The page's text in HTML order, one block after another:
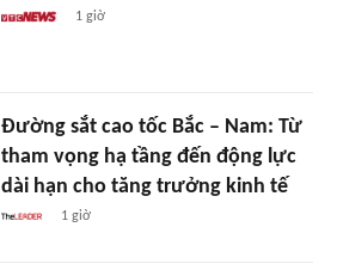
1 giờ
Đường sắt cao tốc Bắc – Nam: Từ
tham vọng hạ tầng đến động lực
dài hạn cho tăng trưởng kinh tế
1 giờ